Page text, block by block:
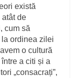
există
atât de
cum să
ordinea zilei
o cultură
a citi și a
„consacrați”,